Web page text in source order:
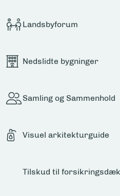
Landsbyforum
Nedslidte bygninger
Samling og Sammenhold
Visuel arkitekturguide
Tilskud til